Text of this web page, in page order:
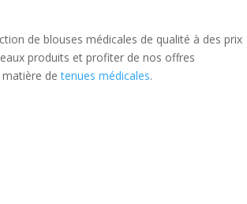
de blouses médicales de qualité à des prix
produits et profiter de nos offres
matière detenues médicales.